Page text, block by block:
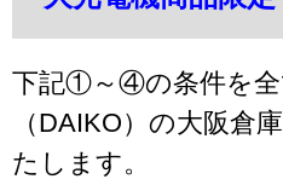
下記①～④の条件を全
（DAIKO）の大阪倉
たします。